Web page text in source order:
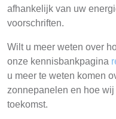
afhankelijk van uw
voorschriften.
Wilt u meer weten over
onze kennisbankpagina
u meer te weten komen
zonnepanelen en hoe
toekomst.